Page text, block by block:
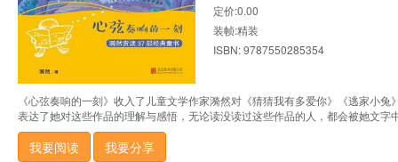
定价:0.00
装帧:精装
ISBN: 9787550285354
《心弦奏响的一刻》收入了儿童文学作家漪然对《猜猜我有多爱你》《逃家小
表达了她对这些作品的理解与感悟，无论读没读过这些作品的人，都会被她文字
我要阅读 我要分享